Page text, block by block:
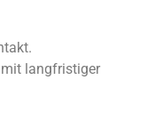
langfristiger